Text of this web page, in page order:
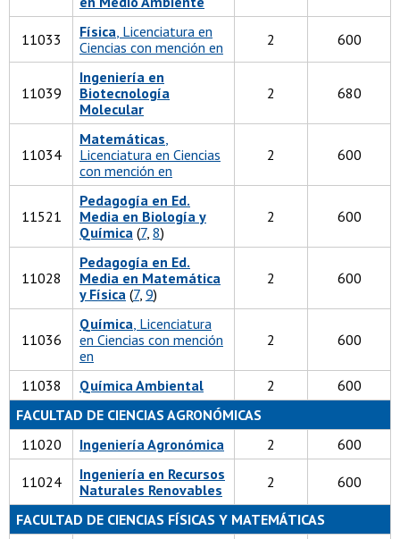
11033 Física, Licenciatura en
Ciencias con mención en
2 600
11039
Ingeniería en
Biotecnología
Molecular
2 680
11034
Matemáticas,
Licenciatura en Ciencias
con mención en
2 600
11521
Pedagogía en Ed.
Media en Biología y
Química (7, 8)
2 600
11028
Pedagogía en Ed.
Media en Matemática
y Física (7, 9)
2 600
11036
Química, Licenciatura
en Ciencias con mención
en
2 600
11038 Química Ambiental 2
600
FACULTAD DE CIENCIAS AGRONÓMICAS
11020
Ingeniería Agronómica 2 600
11024
Ingeniería en Recursos
Naturales Renovables
2 600
FACULTAD DE CIENCIAS FÍSICAS Y MATEMÁTICAS